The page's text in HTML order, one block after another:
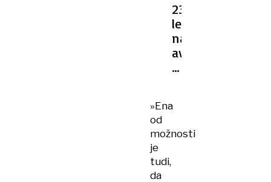
23-
letnik
na
avtocesti
brez
v
pred
»Ena
od
možnosti
je
tudi,
da